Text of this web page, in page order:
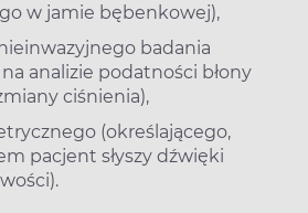
w jamie bębenkowej),
badania
analizie podatności błony
ciśnienia),
(określającego,
pacjent słyszy dźwięki